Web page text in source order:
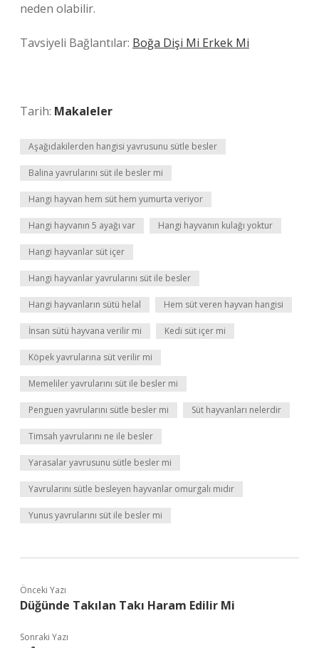
neden olabilir.
Tavsiyeli Bağlantılar: Boğa Dişi Mi Erkek Mi
Tarih: Makaleler
Aşağıdakilerden hangisi yavrusunu sütle besler
Balina yavrularını süt ile besler mi
Hangi hayvan hem süt hem yumurta veriyor
Hangi hayvanın 5 ayağı var Hangi hayvanın kulağı yoktur
Hangi hayvanlar süt içer
Hangi hayvanlar yavrularını süt ile besler
Hangi hayvanların sütü helal Hem süt veren hayvan hangisi
İnsan sütü hayvana verilir mi Kedi süt içer mi
Köpek yavrularına süt verilir mi
Memeliler yavrularını süt ile besler mi
Penguen yavrularını sütle besler mi Süt hayvanları nelerdir
Timsah yavrularını ne ile besler
Yarasalar yavrusunu sütle besler mi
Yavrularını sütle besleyen hayvanlar omurgalı mıdır
Yunus yavrularını süt ile besler mi
Önceki Yazı
Düğünde Takılan Takı Haram Edilir Mi
Sonraki Yazı